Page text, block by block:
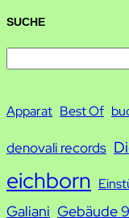
SUCHE
c
Apparat Best Of
denovali records
eichborn
Galiani Gebäude 9